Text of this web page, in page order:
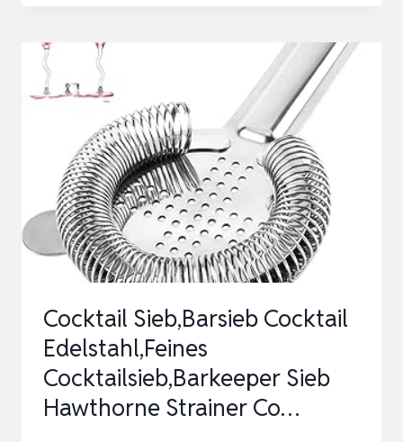
PASSEND
AUF
ALLE
SHAKER,
HOCHWERTIGES
BARZUBEHÖR
(SILVER)
Cocktail Sieb,Barsieb Cocktail
Edelstahl,Feines
Cocktailsieb,Barkeeper Sieb
Hawthorne Strainer Co…